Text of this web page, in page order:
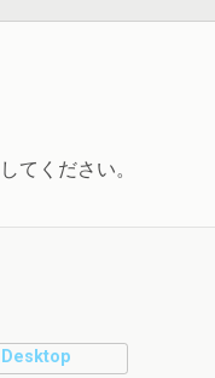
してください。
Desktop